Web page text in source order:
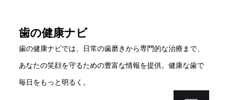
content歯の健康ナビ
歯の健康ナビでは、日常の歯磨きから専門的な治療まで、
あなたの笑顔を守るための豊富な情報を提供。健康な歯で
毎日をもっと明るく。